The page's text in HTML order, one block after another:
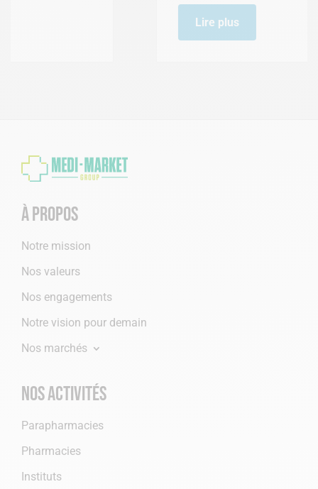
À propos
Notre mission
Nos valeurs
Nos engagements
Notre vision pour demain
Nos marchés
Nos activités
Parapharmacies
Pharmacies
Instituts